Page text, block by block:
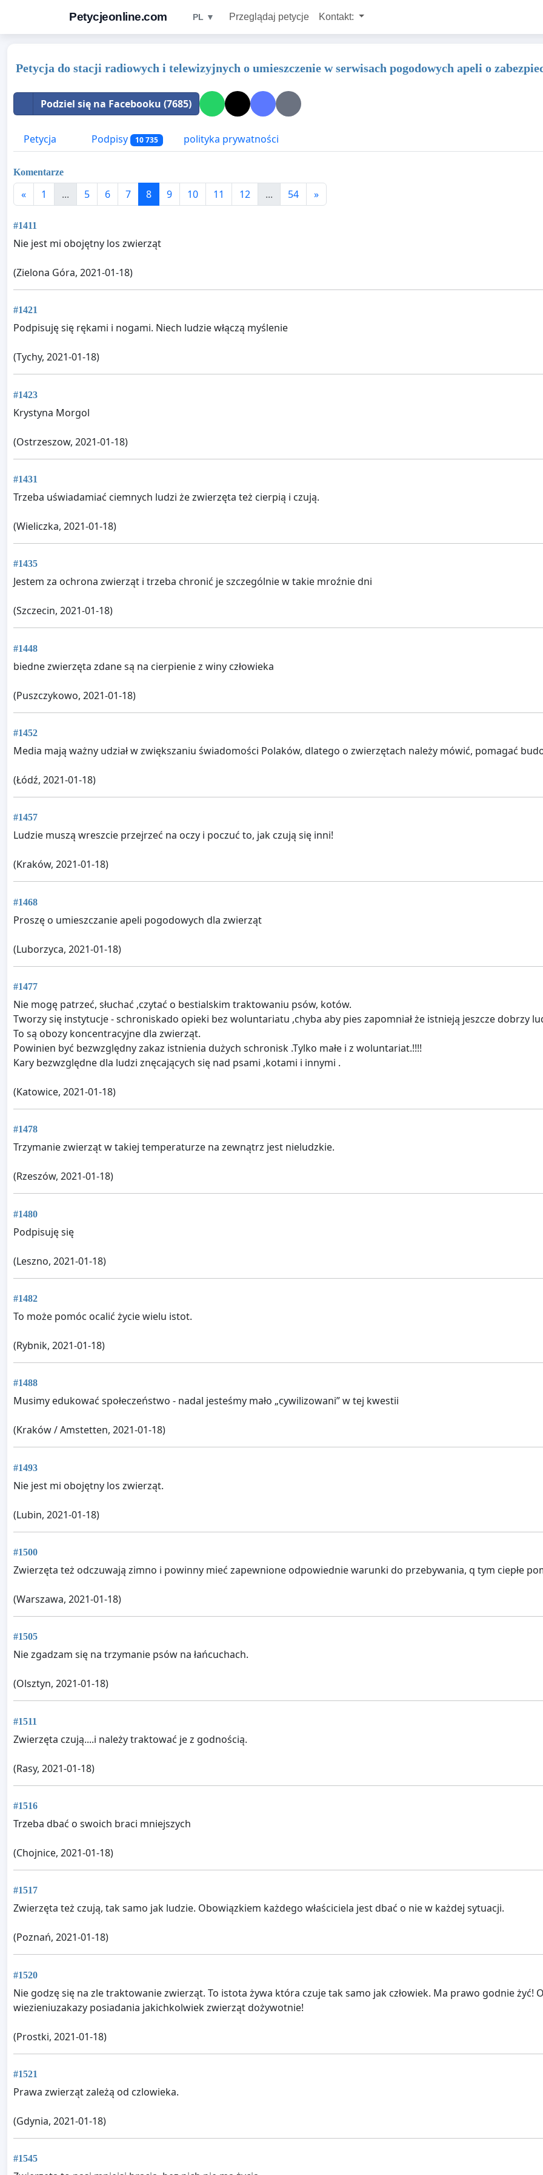
Petycjeonline.com PL ▼ Przeglądaj petycje Kontakt:
Petycja do stacji radiowych i telewizyjnych o umieszczenie w serwisach pogodowych apeli o
Podziel się na Facebooku (7685)
Petycja Podpisy 10 735 polityka prywatności
Komentarze
« 1 ... 5 6 7 8 9 10 11 12 ... 54 »
#1411
Nie jest mi obojętny los zwierząt
(Zielona Góra, 2021-01-18)
#1421
Podpisuję się rękami i nogami. Niech ludzie włączą myślenie
(Tychy, 2021-01-18)
#1423
Krystyna Morgol
(Ostrzeszow, 2021-01-18)
#1431
Trzeba uświadamiać ciemnych ludzi że zwierzęta też cierpią i czują.
(Wieliczka, 2021-01-18)
#1435
Jestem za ochrona zwierząt i trzeba chronić je szczególnie w takie mroźnie dni
(Szczecin, 2021-01-18)
#1448
biedne zwierzęta zdane są na cierpienie z winy człowieka
(Puszczykowo, 2021-01-18)
#1452
Media mają ważny udział w zwiększaniu świadomości Polaków, dlatego o zwierzętach należy mówić, pomagać
(Łódź, 2021-01-18)
#1457
Ludzie muszą wreszcie przejrzeć na oczy i poczuć to, jak czują się inni!
(Kraków, 2021-01-18)
#1468
Proszę o umieszczanie apeli pogodowych dla zwierząt
(Luborzyca, 2021-01-18)
#1477
Nie mogę patrzeć, słuchać ,czytać o bestialskim traktowaniu psów, kotów.
Tworzy się instytucje - schroniskado opieki bez woluntariatu ,chyba aby pies zapomniał że istnieją jeszcze dobrzy
To są obozy koncentracyjne dla zwierząt.
Powinien być bezwzględny zakaz istnienia dużych schronisk .Tylko małe i z woluntariat.!!!!
Kary bezwzględne dla ludzi znęcających się nad psami ,kotami i innymi .
(Katowice, 2021-01-18)
#1478
Trzymanie zwierząt w takiej temperaturze na zewnątrz jest nieludzkie.
(Rzeszów, 2021-01-18)
#1480
Podpisuję się
(Leszno, 2021-01-18)
#1482
To może pomóc ocalić życie wielu istot.
(Rybnik, 2021-01-18)
#1488
Musimy edukować społeczeństwo - nadal jesteśmy mało „cywilizowani” w tej kwestii
(Kraków / Amstetten, 2021-01-18)
#1493
Nie jest mi obojętny los zwierząt.
(Lubin, 2021-01-18)
#1500
Zwierzęta też odczuwają zimno i powinny mieć zapewnione odpowiednie warunki do przebywania, q tym ciepłe
(Warszawa, 2021-01-18)
#1505
Nie zgadzam się na trzymanie psów na łańcuchach.
(Olsztyn, 2021-01-18)
#1511
Zwierzęta czują....i należy traktować je z godnością.
(Rasy, 2021-01-18)
#1516
Trzeba dbać o swoich braci mniejszych
(Chojnice, 2021-01-18)
#1517
Zwierzęta też czują, tak samo jak ludzie. Obowiązkiem każdego właściciela jest dbać o nie w każdej sytuacji.
(Poznań, 2021-01-18)
#1520
Nie godzę się na zle traktowanie zwierząt. To istota żywa która czuje tak samo jak człowiek. Ma prawo godnie
wiezieniuzakazy posiadania jakichkolwiek zwierząt dożywotnie!
(Prostki, 2021-01-18)
#1521
Prawa zwierząt zależą od czlowieka.
(Gdynia, 2021-01-18)
#1545